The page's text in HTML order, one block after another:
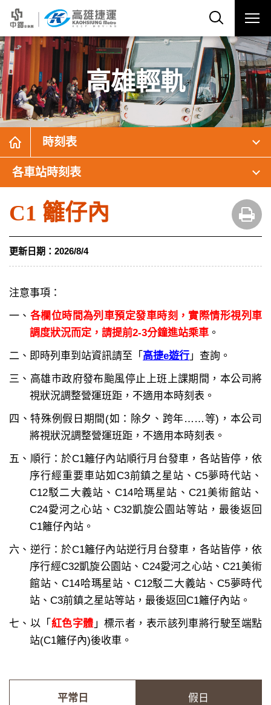
高雄輕軌
時刻表
各車站時刻表
C1 籬仔內
更新日期： 2026/8/4
注意事項：
一、 各欄位時間為列車預定發車時刻，實際情形視列車
調度狀況而定，請提前2-3分鐘進站乘車 。
二、即時列車到站資訊請至「 高捷e遊行 」查詢。
三、高雄市政府發布颱風停止上班上課期間，本公司將
視狀況調整營運班距，不適用本時刻表。
四、特殊例假日期間(如：除夕、跨年……等)，本公司
將視狀況調整營運班距，不適用本時刻表。
五、順行：於C1籬仔內站順行月台發車，各站皆停，依
序行經重要車站如C3前鎮之星站、C5夢時代站、
C12駁二大義站、C14哈瑪星站、C21美術館站、
C24愛河之心站、C32凱旋公園站等站，最後返回
C1籬仔內站。
六、逆行：於C1籬仔內站逆行月台發車，各站皆停，依
序行經C32凱旋公園站、C24愛河之心站、C21美術
館站、C14哈瑪星站、C12駁二大義站、C5夢時代
站、C3前鎮之星站等站，最後返回C1籬仔內站。
七、以「 紅色字體 」標示者，表示該列車將行駛至端點
站(C1籬仔內)後收車。
平常日 假日